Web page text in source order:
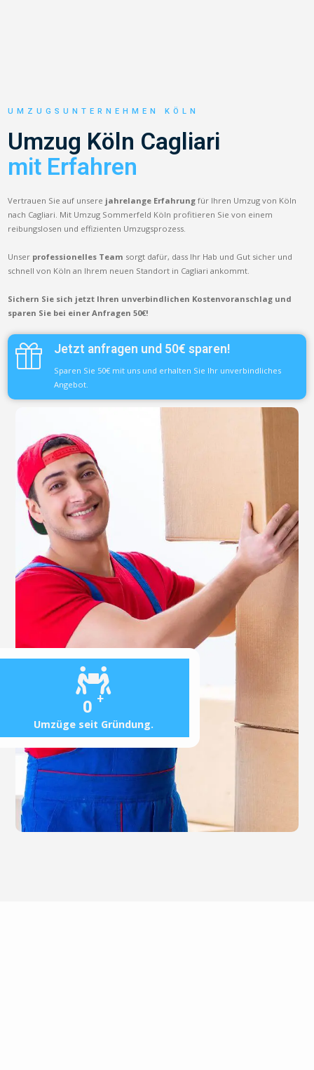
0 +
Umzüge seit Gründung.
UMZUGSUNTERNEHMEN KÖLN
Umzug Köln Cagliari
mit Erfahren
Vertrauen Sie auf unsere jahrelange Erfahrung für Ihren Umzug von Köln
nach Cagliari. Mit Umzug Sommerfeld Köln profitieren Sie von einem
reibungslosen und effizienten Umzugsprozess.
Unser professionelles Team sorgt dafür, dass Ihr Hab und Gut sicher und
schnell von Köln an Ihrem neuen Standort in Cagliari ankommt.
Sichern Sie sich jetzt Ihren unverbindlichen Kostenvoranschlag und
sparen Sie bei einer Anfragen 50€!
Jetzt anfragen und 50€ sparen!
Sparen Sie 50€ mit uns und erhalten Sie Ihr unverbindliches
Angebot.